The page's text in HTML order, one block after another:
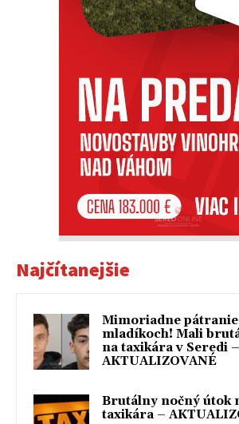
Najčítanejšie
Mimoriadne pátranie
mladíkoch! Mali
na taxikára v Seredi –
AKTUALIZOVANÉ
Brutálny nočný útok
taxikára –